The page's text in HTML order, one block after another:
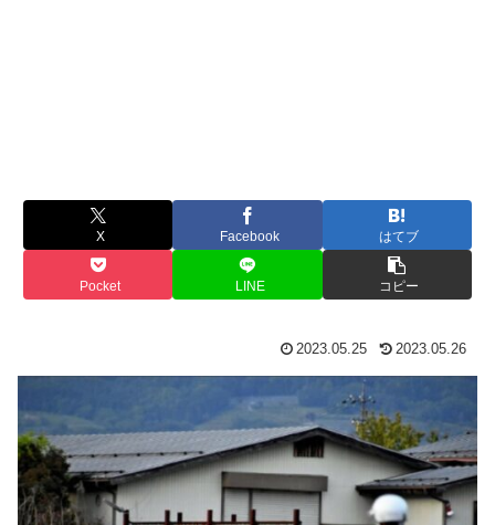
X Facebook はてブ
Pocket LINE コピー
2023.05.25 2023.05.26